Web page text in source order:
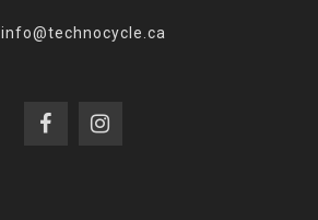
info@technocycle.ca